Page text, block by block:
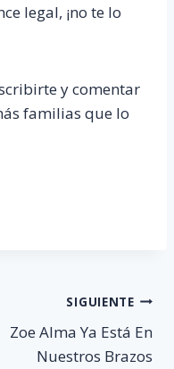
legal, ¡no te lo
y comentar
familias que lo
SIGUIENTE
Zoe Alma Ya Está En
Nuestros Brazos